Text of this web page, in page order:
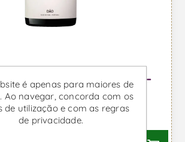
Reserva Alfrocheiro -
Vinho Tinto
Desde €15,67 IVA incl.
é apenas para maiores de
Ao navegar, concorda com os
de utilização e com as regras
de privacidade.